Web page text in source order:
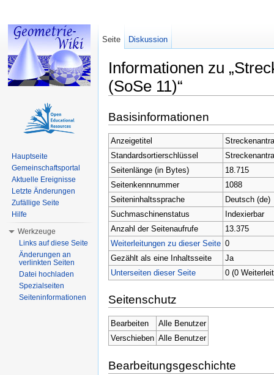
Informationen zu
(SoSe 11)“
Basisinformationen
Anzeigetitel
Standardsortierschlüssel
Seitenlänge (in Bytes)
18.715
Seitenkennnummer
1088
Seiteninhaltssprache
Deutsch (de)
Suchmaschinenstatus
Indexierbar
Anzahl der Seitenaufrufe
13.375
Weiterleitungen zu dieser Seite 0
Gezählt als eine Inhaltsseite
Ja
Unterseiten dieser Seite
0 (0
Seitenschutz
Bearbeiten
Alle Benutzer
Verschieben Alle Benutzer
Bearbeitungsgeschichte
Seite Diskussion
Hauptseite
Gemeinschaftsportal
Aktuelle Ereignisse
Letzte Änderungen
Zufällige Seite
Hilfe
Werkzeuge
Links auf diese Seite
Änderungen an
verlinkten Seiten
Datei hochladen
Spezialseiten
Seiteninformationen